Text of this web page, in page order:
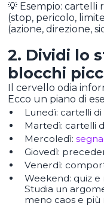
💡 Esempio: cartelli
(stop, pericolo,
(azione, direzione,
2. Dividi lo
blocchi
Il cervello odia
Ecco un piano di
Lunedì: cartelli
Martedì: cartelli
Mercoledì:
Giovedì:
Venerdì:
Weekend: quiz
Studia un
meno caos e più